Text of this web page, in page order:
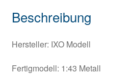
Beschreibung
Hersteller: IXO Modell
Fertigmodell: 1:43 Metall